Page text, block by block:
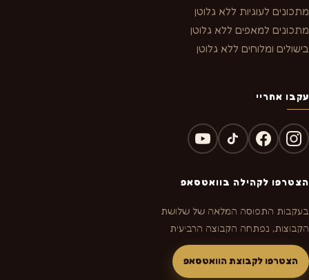
מתכונים לעוגיות ללא גלוטן
מתכונים למאפים ללא גלוטן
בישולים ומלוחים ללא גלוטן
עקבו אחריי
הצטרפו לקהילה בוואטסאפ
בעקבות התפוסה המלאה של שלושת
הקבוצות, נפתחה הקבוצה הרביעית
הצטרפו לקבוצת הוואטסאפ